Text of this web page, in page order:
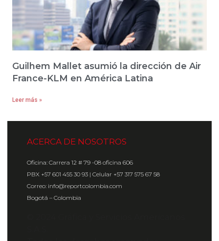
Guilhem Mallet asumió la dirección de Air
France-KLM en América Latina
Leer más »
ACERCA DE NOSOTROS
Oficina: Carrera 12 # 79 -08 oficina 606
PBX +57 601 455 30 93 | Celular +57 317 575 67 58
Correo: info@reportcolombia.com
Bogotá – Colombia